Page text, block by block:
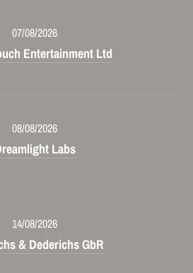
07/08/2026
Entertainment Ltd
08/08/2026
Labs
14/08/2026
& Dederichs GbR